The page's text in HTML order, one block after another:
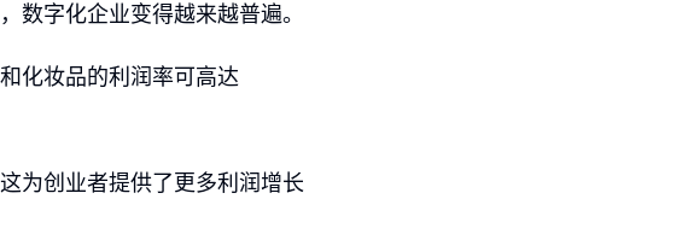
数字化企业变得越来越普遍。
化妆品的利润率可高达
为创业者提供了更多利润增长